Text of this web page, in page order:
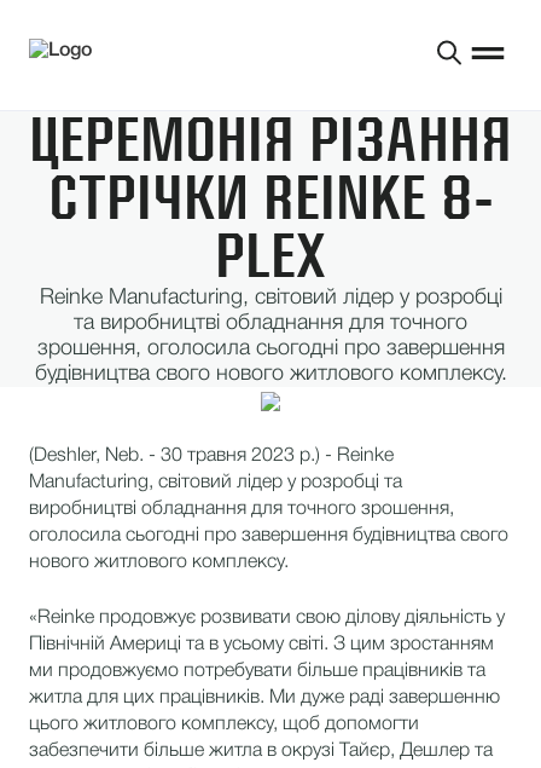
ЦЕРЕМОНІЯ РІЗАННЯ
СТРІЧКИ REINKE 8-
PLEX
Reinke Manufacturing, світовий лідер у розробці
та виробництві обладнання для точного
зрошення, оголосила сьогодні про завершення
будівництва свого нового житлового комплексу.
(Deshler, Neb. - 30 травня 2023 р.) - Reinke
Manufacturing, світовий лідер у розробці та
виробництві обладнання для точного зрошення,
оголосила сьогодні про завершення будівництва свого
нового житлового комплексу.
«Reinke продовжує розвивати свою ділову діяльність у
Північній Америці та в усьому світі. З цим зростанням
ми продовжуємо потребувати більше працівників та
житла для цих працівників. Ми дуже раді завершенню
цього житлового комплексу, щоб допомогти
забезпечити більше житла в окрузі Тайєр, Дешлер та